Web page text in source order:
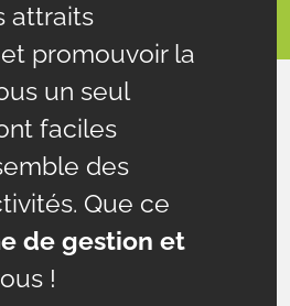
attraits
promouvoir la
un seul
faciles
des
Que ce
de gestion et
!